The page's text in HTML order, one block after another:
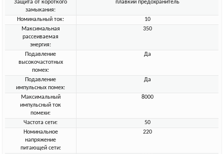
Защита от короткого
замыкания:
плавкий предохранитель
Номинальный ток:
10
Максимальная
рассеиваемая
энергия:
350
Подавление
высокочастотных
помех:
Да
Подавление
импульсных помех:
Да
Максимальный
импульсный ток
помехи:
8000
Частота сети:
50
Номинальное
напряжение
питающей сети:
220